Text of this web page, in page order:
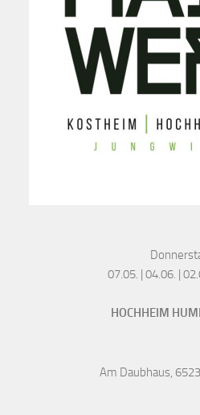
07.05. | 04.06. |
HOCHHEIM
Am Daubhaus,